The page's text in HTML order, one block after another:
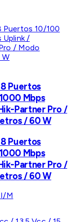
Puertos
Mbps
Partner Pro /
/ 60 W
Puertos
Mbps
Partner Pro /
/ 60 W
M